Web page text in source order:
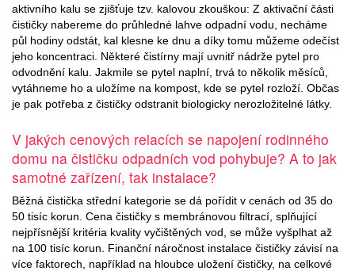
aktivního kalu se zjišťuje tzv. kalovou zkouškou: Z aktivační části
čističky nabereme do průhledné lahve odpadní vodu, necháme
půl hodiny odstát, kal klesne ke dnu a díky tomu můžeme odečíst
jeho koncentraci. Některé čistírny mají uvnitř nádrže pytel pro
odvodnění kalu. Jakmile se pytel naplní, trvá to několik měsíců,
vytáhneme ho a uložíme na kompost, kde se pytel rozloží. Občas
je pak potřeba z čističky odstranit biologicky nerozložitelné látky.
V jakých cenových relacích se napojení rodinného
domu na čističku odpadních vod pohybuje? A to jak
samotné zařízení, tak instalace?
Běžná čistička střední kategorie se dá pořídit v cenách od 35 do
50 tisíc korun. Cena čističky s membránovou filtrací, splňující
nejpřísnější kritéria kvality vyčištěných vod, se může vyšplhat až
na 100 tisíc korun. Finanční náročnost instalace čističky závisí na
více faktorech, například na hloubce uložení čističky, na celkové